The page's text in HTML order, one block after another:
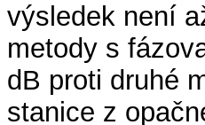
výsledek není
metody s
dB proti druhé
stanice z